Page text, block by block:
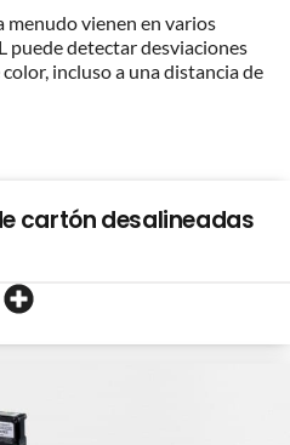
menudo vienen en varios
puede detectar desviaciones
incluso a una distancia de
cartón desalineadas